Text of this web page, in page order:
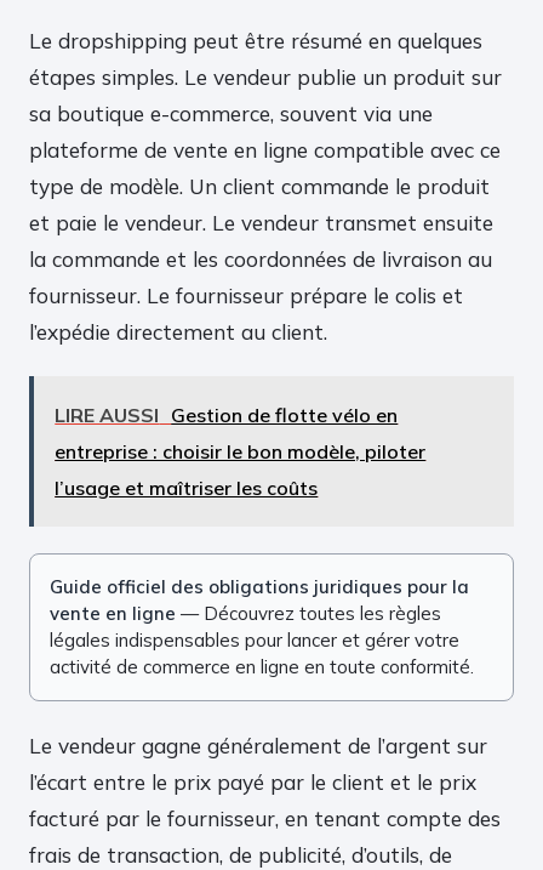
Le dropshipping peut être résumé en quelques
étapes simples. Le vendeur publie un produit sur
sa boutique e-commerce, souvent via une
plateforme de vente en ligne compatible avec ce
type de modèle. Un client commande le produit
et paie le vendeur. Le vendeur transmet ensuite
la commande et les coordonnées de livraison au
fournisseur. Le fournisseur prépare le colis et
l’expédie directement au client.
LIRE AUSSI Gestion de flotte vélo en
entreprise : choisir le bon modèle, piloter
l’usage et maîtriser les coûts
Guide officiel des obligations juridiques pour la
vente en ligne — Découvrez toutes les règles
légales indispensables pour lancer et gérer votre
activité de commerce en ligne en toute conformité.
Le vendeur gagne généralement de l’argent sur
l’écart entre le prix payé par le client et le prix
facturé par le fournisseur, en tenant compte des
frais de transaction, de publicité, d’outils, de